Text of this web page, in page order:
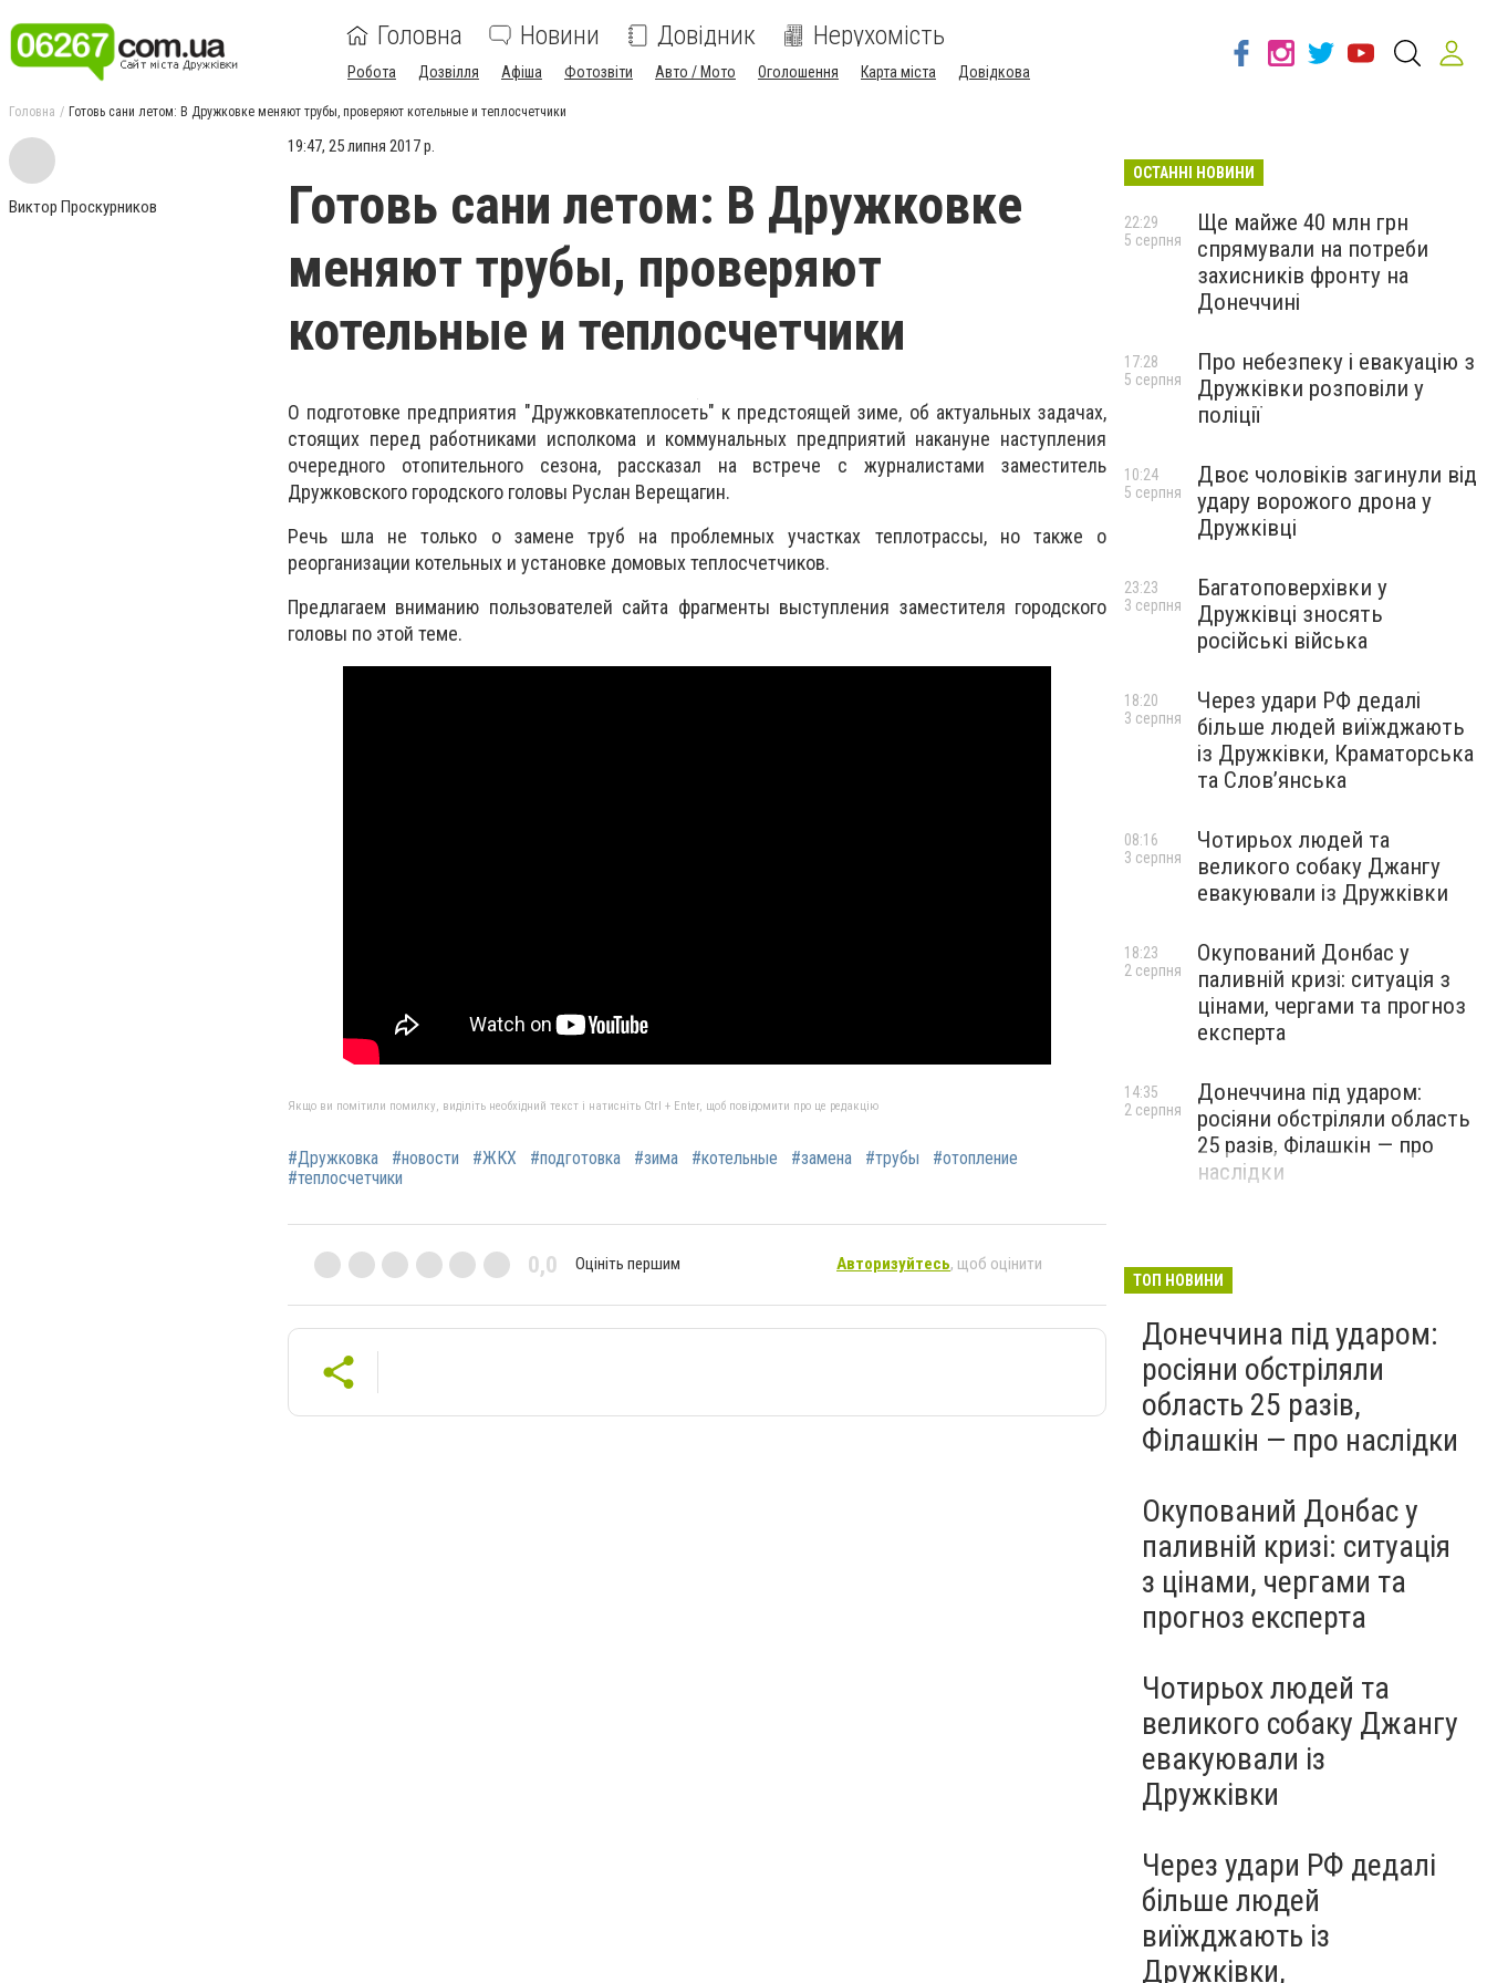
Головна Новини Довідник Нерухомість
Робота Дозвілля Афіша Фотозвіти Авто / Мото Оголошення Карта міста Довідкова
Головна Готовь сани летом: В Дружковке меняют трубы, проверяют котельные и теплосчетчики
Виктор Проскурников
19:47, 25 липня 2017 р.
Готовь сани летом: В Дружковке
меняют трубы, проверяют
котельные и теплосчетчики
О подготовке предприятия "Дружковкатеплосеть" к предстоящей зиме, об актуальных задачах,
стоящих перед работниками исполкома и коммунальных предприятий накануне наступления
очередного отопительного сезона, рассказал на встрече с журналистами заместитель
Дружковского городского головы Руслан Верещагин.
Речь шла не только о замене труб на проблемных участках теплотрассы, но также о
реорганизации котельных и установке домовых теплосчетчиков.
Предлагаем вниманию пользователей сайта фрагменты выступления заместителя городского
головы по этой теме.
Якщо ви помітили помилку, виділіть необхідний текст і натисніть Ctrl + Enter, щоб повідомити про це редакцію
#Дружковка #новости #ЖКХ #подготовка #зима #котельные #замена #трубы
#отопление
#теплосчетчики
0,0 Оцініть першим Авторизуйтесь, щоб оцінити
ОСТАННІ НОВИНИ
Ще майже 40 млн грн
спрямували на потреби
захисників фронту на
Донеччині
22:29
5 серпня
Про небезпеку і евакуацію з
Дружківки розповіли у
поліції
17:28
5 серпня
Двоє чоловіків загинули від
удару ворожого дрона у
Дружківці
10:24
5 серпня
Багатоповерхівки у
Дружківці зносять
російські війська
23:23
3 серпня
Через удари РФ дедалі
більше людей виїжджають
із Дружківки, Краматорська
та Слов’янська
18:20
3 серпня
Чотирьох людей та
великого собаку Джангу
евакуювали із Дружківки
08:16
3 серпня
Окупований Донбас у
паливній кризі: ситуація з
цінами, чергами та прогноз
експерта
18:23
2 серпня
Донеччина під ударом:
росіяни обстріляли область
25 разів, Філашкін — про
наслідки
14:35
2 серпня
ТОП НОВИНИ
Донеччина під ударом:
росіяни обстріляли
область 25 разів,
Філашкін — про наслідки
Окупований Донбас у
паливній кризі: ситуація
з цінами, чергами та
прогноз експерта
Чотирьох людей та
великого собаку Джангу
евакуювали із
Дружківки
Через удари РФ дедалі
більше людей
виїжджають із
Дружківки,